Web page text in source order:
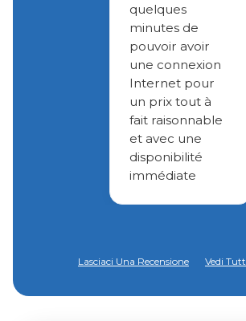
quelques
minutes de
pouvoir avoir
une connexion
Internet pour
un prix tout à
fait raisonnable
et avec une
disponibilité
immédiate
Lasciaci Una Recensione Vedi